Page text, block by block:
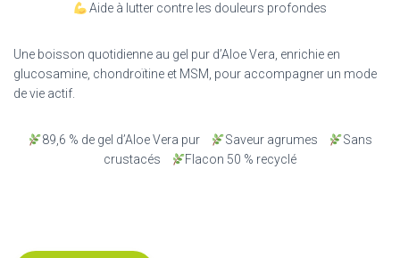
Aide à lutter contre les douleurs profondes
Une boisson quotidienne au gel pur d’Aloe Vera, enrichie en
glucosamine, chondroïtine et MSM, pour accompagner un mode
de vie actif.
89,6 % de gel d’Aloe Vera pur Saveur agrumes
Sans
crustacés
Flacon 50 % recyclé